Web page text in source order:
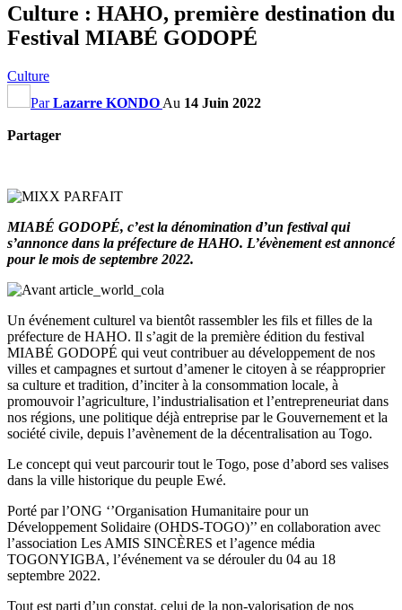
Culture : HAHO, première destination du
Festival MIABÉ GODOPÉ
Culture
ParLazarre KONDO Au 14 Juin 2022
Partager
MIABÉ GODOPÉ, c’est la dénomination d’un festival qui
s’annonce dans la préfecture de HAHO. L’évènement est annoncé
pour le mois de septembre 2022.
Un événement culturel va bientôt rassembler les fils et filles de la
préfecture de HAHO. Il s’agit de la première édition du festival
MIABÉ GODOPÉ qui veut contribuer au développement de nos
villes et campagnes et surtout d’amener le citoyen à se réapproprier
sa culture et tradition, d’inciter à la consommation locale, à
promouvoir l’agriculture, l’industrialisation et l’entrepreneuriat dans
nos régions, une politique déjà entreprise par le Gouvernement et la
société civile, depuis l’avènement de la décentralisation au Togo.
Le concept qui veut parcourir tout le Togo, pose d’abord ses valises
dans la ville historique du peuple Ewé.
Porté par l’ONG ‘’Organisation Humanitaire pour un
Développement Solidaire (OHDS-TOGO)’’ en collaboration avec
l’association Les AMIS SINCÈRES et l’agence média
TOGONYIGBA, l’événement va se dérouler du 04 au 18
septembre 2022.
Tout est parti d’un constat, celui de la non-valorisation de nos